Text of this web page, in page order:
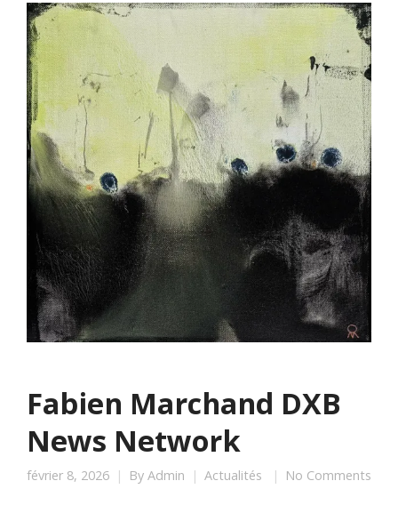
Fabien Marchand DXB
News Network
février 8, 2026 By Admin Actualités No Comments